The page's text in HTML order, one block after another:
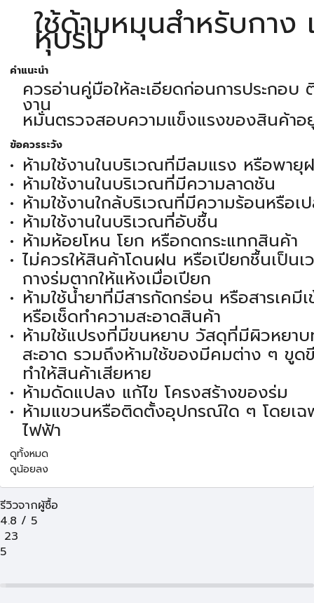
ใช้ด้ามหมุนสำหรับกาง
หุบร่ม
คำแนะนำ
ควรอ่านคู่มือให้ละเอียดก่อนการประกอบ
งาน
หมั่นตรวจสอบความแข็งแรงของสินค้าอ
ข้อควรระวัง
ห้ามใช้งานในบริเวณที่มีลมแรง หรือพายุ
ห้ามใช้งานในบริเวณที่มีความลาดชัน
ห้ามใช้งานใกล้บริเวณที่มีความร้อนหรือเ
ห้ามใช้งานในบริเวณที่อับชื้น
ห้ามห้อยโหน โยก หรือกดกระแทกสินค้า
ไม่ควรให้สินค้าโดนฝน หรือเปียกชื้นเป็นเ
กางร่มตากให้แห้งเมื่อเปียก
ห้ามใช้น้ำยาที่มีสารกัดกร่อน หรือสารเค
หรือเช็ดทำความสะอาดสินค้า
ห้ามใช้แปรงที่มีขนหยาบ วัสดุที่มีผิวหยาบ
สะอาด รวมถึงห้ามใช้ของมีคมต่าง ๆ ขูดขี
ทำให้สินค้าเสียหาย
ห้ามดัดแปลง แก้ไข โครงสร้างของร่ม
ห้ามแขวนหรือติดตั้งอุปกรณ์ใด ๆ โดยเ
ไฟฟ้า
ดูทั้งหมด
ดูน้อยลง
รีวิวจากผู้ซื้อ
4.8 / 5
23
5